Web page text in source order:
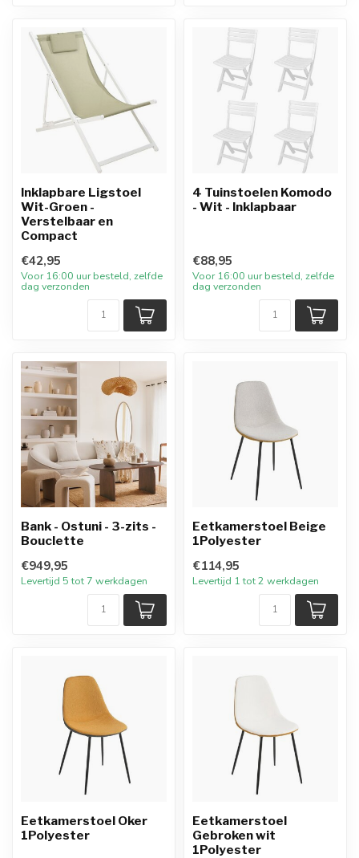
Inklapbare Ligstoel
Wit-Groen -
Verstelbaar en
Compact
€42,95
Voor 16:00 uur besteld, zelfde
dag verzonden
4 Tuinstoelen Komodo
- Wit - Inklapbaar
€88,95
Voor 16:00 uur besteld, zelfde
dag verzonden
Bank - Ostuni - 3-zits -
Bouclette
€949,95
Levertijd 5 tot 7 werkdagen
Eetkamerstoel Beige
1Polyester
€114,95
Levertijd 1 tot 2 werkdagen
Eetkamerstoel Oker
1Polyester
Eetkamerstoel
Gebroken wit
1Polyester